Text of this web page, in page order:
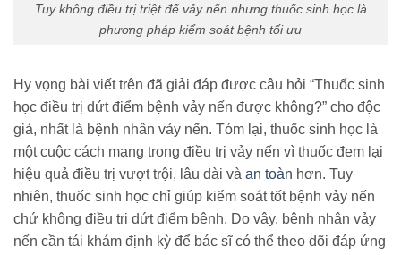
Tuy không điều trị triệt để vảy nến nhưng thuốc sinh học là
phương pháp kiểm soát bệnh tối ưu
Hy vọng bài viết trên đã giải đáp được câu hỏi “Thuốc sinh
học điều trị dứt điểm bệnh vảy nến được không?” cho độc
giả, nhất là bệnh nhân vảy nến. Tóm lại, thuốc sinh học là
một cuộc cách mạng trong điều trị vảy nến vì thuốc đem lại
hiệu quả điều trị vượt trội, lâu dài và an toàn hơn. Tuy
nhiên, thuốc sinh học chỉ giúp kiểm soát tốt bệnh vảy nến
chứ không điều trị dứt điểm bệnh. Do vậy, bệnh nhân vảy
nến cần tái khám định kỳ để bác sĩ có thể theo dõi đáp ứng